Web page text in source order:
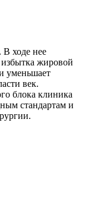
В ходе нее
избытка жировой
уменьшает
век.
блока клиника
стандартам и